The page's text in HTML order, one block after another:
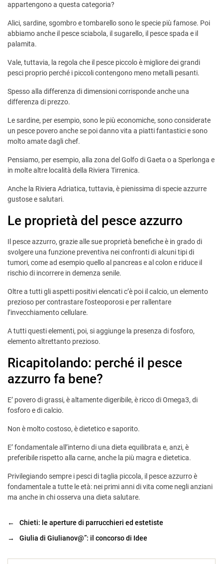
appartengono a questa categoria?
Alici, sardine, sgombro e tombarello sono le specie più famose. Poi
abbiamo anche il pesce sciabola, il sugarello, il pesce spada e il
palamita.
Vale, tuttavia, la regola che il pesce piccolo è migliore dei grandi
pesci proprio perché i piccoli contengono meno metalli pesanti.
Spesso alla differenza di dimensioni corrisponde anche una
differenza di prezzo.
Le sardine, per esempio, sono le più economiche, sono considerate
un pesce povero anche se poi danno vita a piatti fantastici e sono
molto amate dagli chef.
Pensiamo, per esempio, alla zona del Golfo di Gaeta o a Sperlonga e
in molte altre località della Riviera Tirrenica.
Anche la Riviera Adriatica, tuttavia, è pienissima di specie azzurre
gustose e salutari.
Le proprietà del pesce azzurro
Il pesce azzurro, grazie alle sue proprietà benefiche è in grado di
svolgere una funzione preventiva nei confronti di alcuni tipi di
tumori, come ad esempio quello al pancreas e al colon e riduce il
rischio di incorrere in demenza senile.
Oltre a tutti gli aspetti positivi elencati c’è poi il calcio, un elemento
prezioso per contrastare l’osteoporosi e per rallentare
l’invecchiamento cellulare.
A tutti questi elementi, poi, si aggiunge la presenza di fosforo,
elemento altrettanto prezioso.
Ricapitolando: perché il pesce
azzurro fa bene?
E’ povero di grassi, è altamente digeribile, è ricco di Omega3, di
fosforo e di calcio.
Non è molto costoso, è dietetico e saporito.
E’ fondamentale all’interno di una dieta equilibrata e, anzi, è
preferibile rispetto alla carne, anche la più magra e dietetica.
Privilegiando sempre i pesci di taglia piccola, il pesce azzurro è
fondamentale a tutte le età: nei primi anni di vita come negli anziani
ma anche in chi osserva una dieta salutare.
←
Chieti: le aperture di parrucchieri ed estetiste
→
Giulia di Giulianov@”: il concorso di Idee